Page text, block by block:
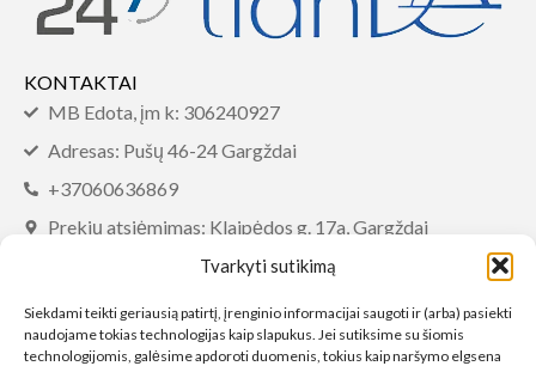
Tvarkyti sutikimą
Siekdami teikti geriausią patirtį, įrenginio informacijai saugoti ir (arba) pasiekti
naudojame tokias technologijas kaip slapukus. Jei sutiksime su šiomis
technologijomis, galėsime apdoroti duomenis, tokius kaip naršymo elgsena
KONTAKTAI
MB Edota, įm k: 306240927
Adresas: Pušų 46-24 Gargždai
+37060636869
Prekių atsiėmimas: Klaipėdos g. 17a, Gargždai
info@tiandemarket.com
INFORMACIJA
DUK